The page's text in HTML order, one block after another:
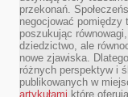
przekonań.
negocjować pomiędzy
poszukując
dziedzictwo, ale
nowe zjawiska.
różnych perspektyw i
publikowanych w
artykułami które